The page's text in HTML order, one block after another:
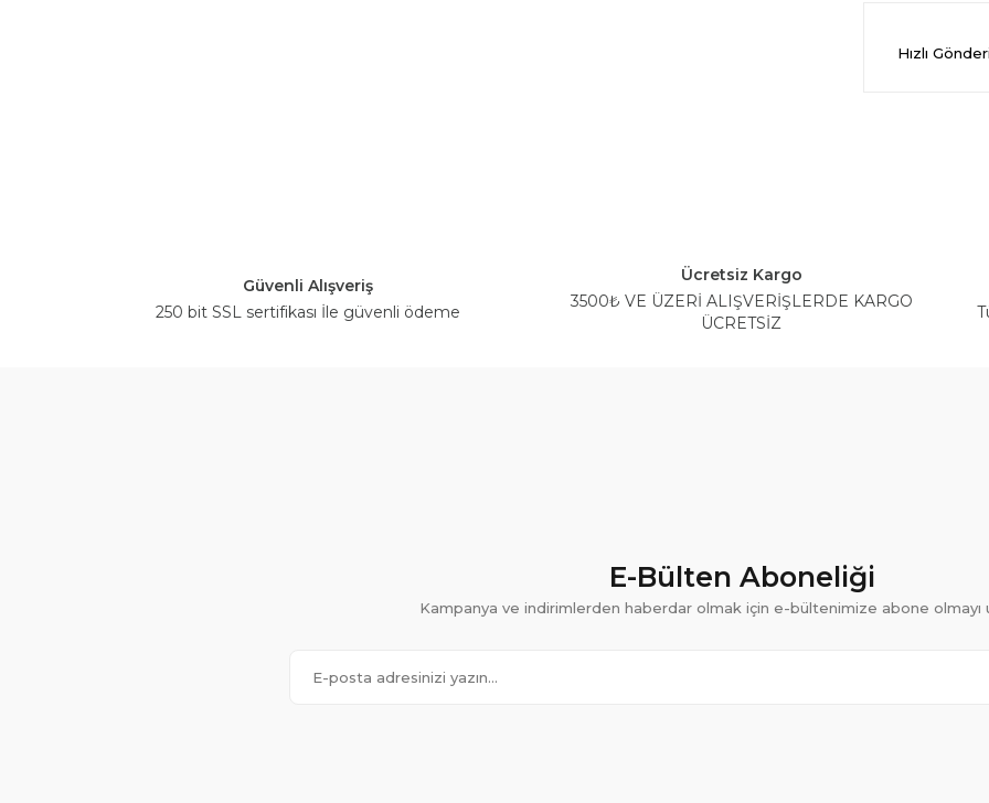
Hızlı
Güvenli Alışveriş
250 bit SSL sertifikası İle güvenli ödeme
Ücretsiz Kargo
3500₺ VE ÜZERİ ALIŞVERİŞLERDE KARGO
ÜCRETSİZ
E-Bülten Aboneliği
Kampanya ve indirimlerden haberdar olmak için e-bültenimize abone olmayı